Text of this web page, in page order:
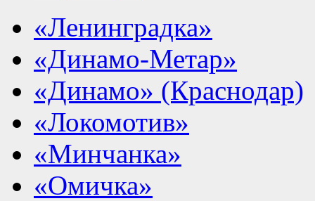
«Ленинградка»
«Динамо-Метар»
«Динамо» (Краснодар)
«Локомотив»
«Минчанка»
«Омичка»